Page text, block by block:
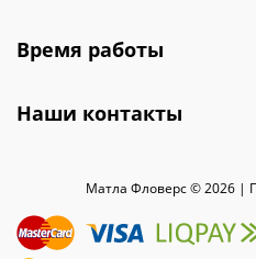
Время работы
Наши контакты
Матла Фловерс © 2026 |